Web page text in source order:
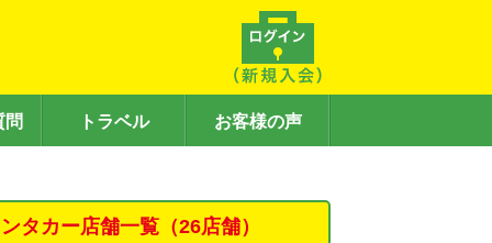
問 トラベル お客様の声
タカー店舗一覧（26店舗）